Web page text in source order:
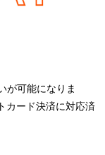
が可能になりま
カード決済に対応済